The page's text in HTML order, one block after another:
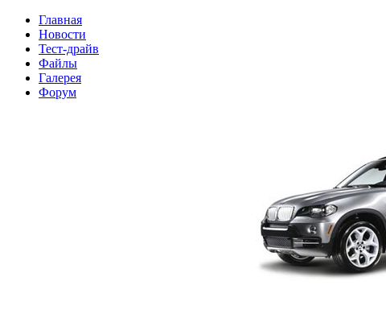
Главная
Новости
Тест-драйв
Файлы
Галерея
Форум